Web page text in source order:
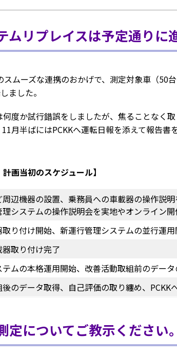
ムリプレイスは予定通りに
ムーズな連携のおかげで、測定対象車（50
ました。
度か試行錯誤をしましたが、焦ることなく
月半ばにはPCKKへ運転日報を添えて報告書
画当初のスケジュール】
周辺機器の設置、乗務員への車載器の操作説
システムの操作説明会を実地やオンライン
り付け開始、新運行管理システムの並行運
取り付け完了
ムの本格運用開始、改善活動取組前のデー
のデータ取得、自己評価の取り纏め、PCKK
についてご教示ください。
プライバシー情報
不可欠な Cookie
パフォーマンス Cookie
ターゲティング Cookie
ラウザに保
常に機能さ
存されるこ
れることは
確認し、当